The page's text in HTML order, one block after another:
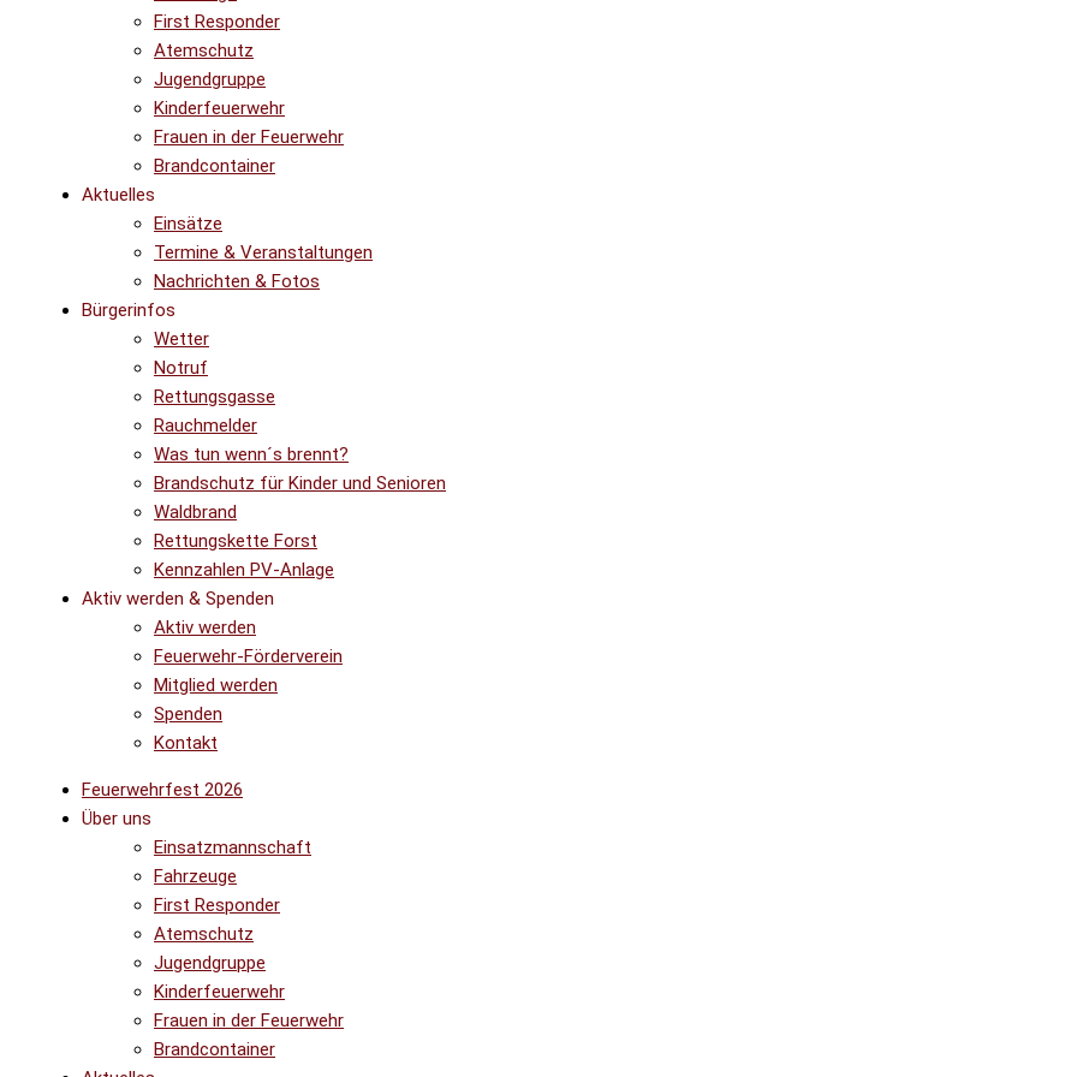
First Responder
Atemschutz
Jugendgruppe
Kinderfeuerwehr
Frauen in der Feuerwehr
Brandcontainer
Aktuelles
Einsätze
Termine & Veranstaltungen
Nachrichten & Fotos
Bürgerinfos
Wetter
Notruf
Rettungsgasse
Rauchmelder
Was tun wenn´s brennt?
Brandschutz für Kinder und Senioren
Waldbrand
Rettungskette Forst
Kennzahlen PV-Anlage
Aktiv werden & Spenden
Aktiv werden
Feuerwehr-Förderverein
Mitglied werden
Spenden
Kontakt
Feuerwehrfest 2026
Über uns
Einsatzmannschaft
Fahrzeuge
First Responder
Atemschutz
Jugendgruppe
Kinderfeuerwehr
Frauen in der Feuerwehr
Brandcontainer